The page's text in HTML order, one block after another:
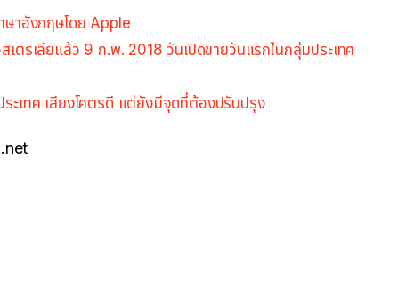
ษาอังกฤษโดย Apple
ตรเลียแล้ว 9 ก.พ. 2018 วันเปิดขายวันแรกในกลุ่มประเทศ
ะเทศ เสียงโคตรดี แต่ยังมีจุดที่ต้องปรับปรุง